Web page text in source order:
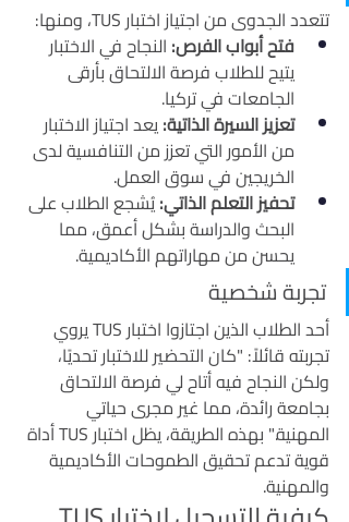
تتعدد الجدوى من اجتياز اختبار TUS، ومنها:
فتح أبواب الفرص: النجاح في الاختبار
يتيح للطلاب فرصة الالتحاق بأرقى
الجامعات في تركيا.
تعزيز السيرة الذاتية: يعد اجتياز الاختبار
من الأمور التي تعزز من التنافسية لدى
الخريجين في سوق العمل.
تحفيز التعلم الذاتي: يُشجع الطلاب على
البحث والدراسة بشكل أعمق، مما
يحسن من مهاراتهم الأكاديمية.
تجربة شخصية
أحد الطلاب الذين اجتازوا اختبار TUS يروي
تجربته قائلاً: "كان التحضير للاختبار تحديًا،
ولكن النجاح فيه أتاح لي فرصة الالتحاق
بجامعة رائدة، مما غير مجرى حياتي
المهنية." بهذه الطريقة، يظل اختبار TUS أداة
قوية تدعم تحقيق الطموحات الأكاديمية
والمهنية.